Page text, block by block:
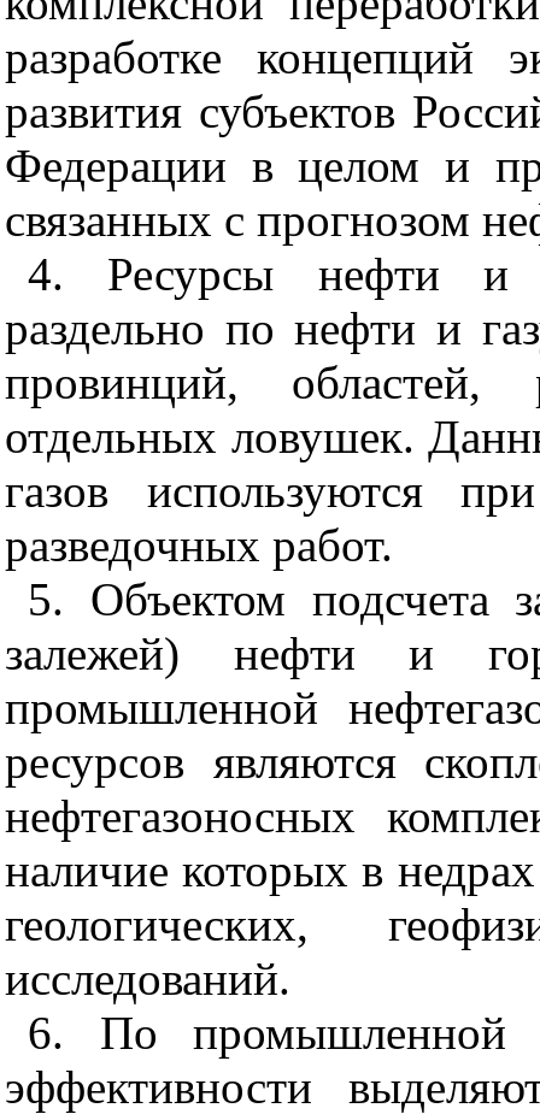
разработке концепций
развития субъектов
Федерации в целом и
связанных с прогнозом
4. Ресурсы нефти и
раздельно по нефти и
провинций,
отдельных ловушек.
газов используются
разведочных работ.
5. Объектом подсчета
залежей) нефти и
промышленной
ресурсов являются
нефтегазоносных
наличие которых в
геологических,
исследований.
6. По промышленной
эффективности